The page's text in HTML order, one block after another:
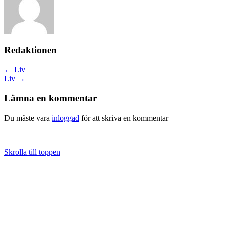
Redaktionen
Posts
navigation
← Liv
Liv →
Lämna en kommentar
Du måste vara inloggad för att skriva en kommentar
Skrolla till toppen